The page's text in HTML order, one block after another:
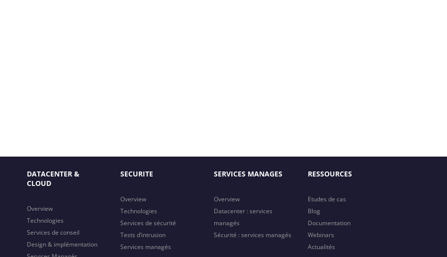
DATACENTER &
CLOUD
Overview
Technologies
Services de conseil
Design & implémentation
SECURITE
Overview
Technologies
Services de sécurité
Tests d’intrusion
Services managés
SERVICES MANAGES
Overview
Datacenter : services
managés
Sécurité : services managés
RESSOURCES
Etudes de cas
Blog
Documentation
Webinars
Actualités